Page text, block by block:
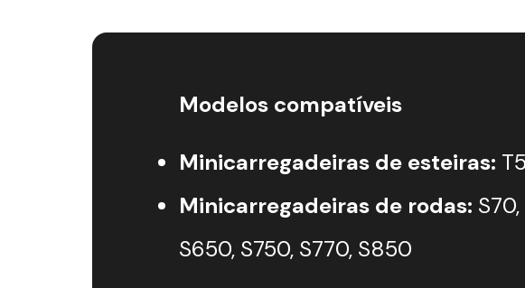
Modelos compatíveis
Minicarregadeiras de esteiras:
Minicarregadeiras de rodas:
S650, S750, S770, S850